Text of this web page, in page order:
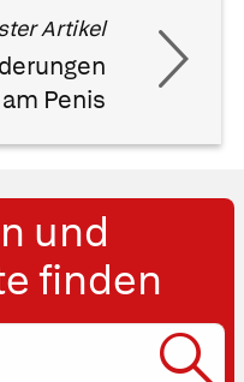
Artikel
am Penis
und
finden